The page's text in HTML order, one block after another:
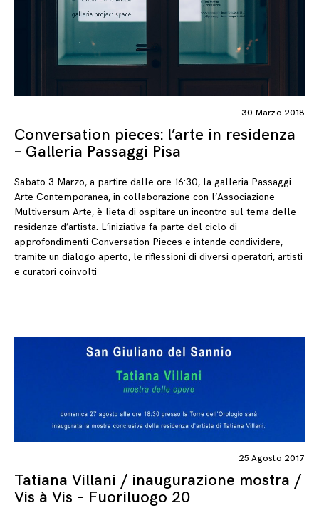
30 Marzo 2018
Conversation pieces: l’arte in residenza
– Galleria Passaggi Pisa
Sabato 3 Marzo, a partire dalle ore 16:30, la galleria Passaggi
Arte Contemporanea, in collaborazione con l’Associazione
Multiversum Arte, è lieta di ospitare un incontro sul tema delle
residenze d’artista. L’iniziativa fa parte del ciclo di
approfondimenti Conversation Pieces e intende condividere,
tramite un dialogo aperto, le riflessioni di diversi operatori, artisti
e curatori coinvolti
25 Agosto 2017
Tatiana Villani / inaugurazione mostra /
Vis à Vis – Fuoriluogo 20